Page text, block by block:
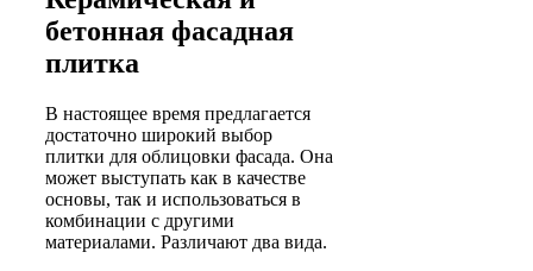
бетонная фасадная
плитка
В настоящее время предлагается
достаточно широкий выбор
плитки для облицовки фасада. Она
может выступать как в качестве
основы, так и использоваться в
комбинации с другими
материалами. Различают два вида.